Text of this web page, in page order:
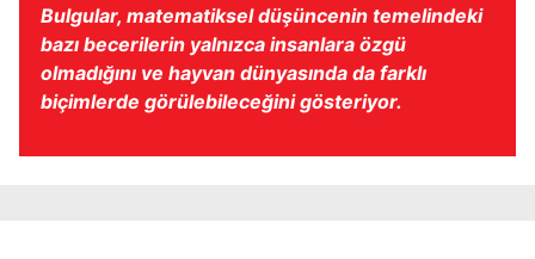
Bulgular, matematiksel düşüncenin temelindeki
bazı becerilerin yalnızca insanlara özgü
olmadığını ve hayvan dünyasında da farklı
biçimlerde görülebileceğini gösteriyor.